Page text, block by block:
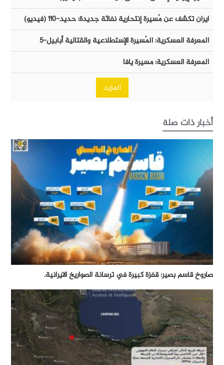
ايران تكشف عن مُسيرة إنتحارية نفاثة جديدة: حديد-١١٠ (فيديو)
المعرفة العسكرية: المُسيرة الإستطلاعية والقتالية أبابيل-٥
المعرفة العسكرية: مسيرة يافا
المزيد
أخبار ذات صلة
صاروخ قاسم بصير: قفزة كبيرة في ترسانة الصواريخ الايرانية.